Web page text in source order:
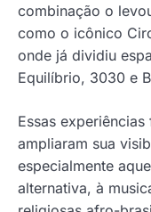
combinação o
como o icônico
onde já dividiu
Equilíbrio, 3030 e
Essas
ampliaram sua
especialmente
alternativa, à